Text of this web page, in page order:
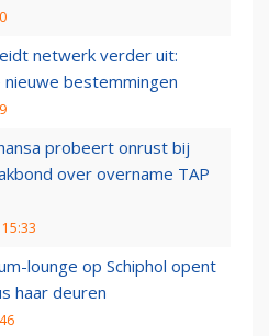
netwerk verder uit:
bestemmingen
probeert onrust bij
over overname TAP
lounge op Schiphol opent
haar deuren